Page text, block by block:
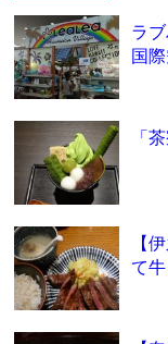
ラ
国
「
【
て